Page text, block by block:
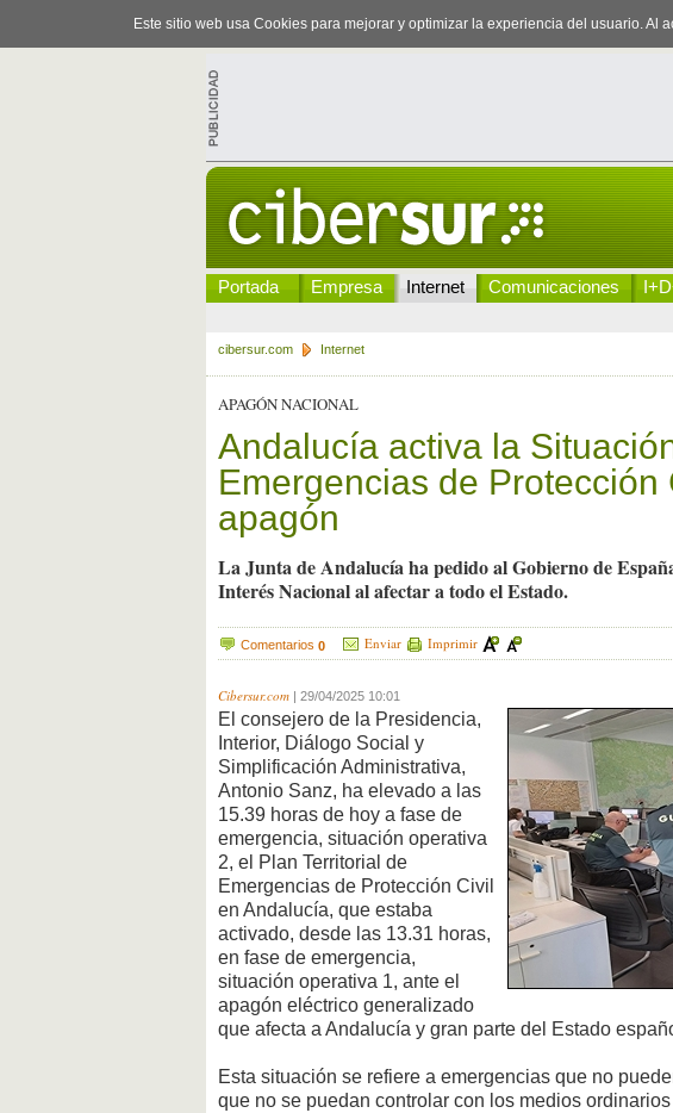
Este sitio web usa Cookies para mejorar y optimizar la experiencia del usuario.
Portada Empresa Internet Comunicaciones
cibersur.com Internet
APAGÓN NACIONAL
Andalucía activa la
Emergencias de Protección
apagón
La Junta de Andalucía ha pedido al Gobierno de
Interés Nacional al afectar a todo el Estado.
Comentarios 0 Enviar Imprimir
Cibersur.com 29/04/2025 10:01
El consejero de la Presidencia,
Interior, Diálogo Social y
Simplificación Administrativa,
Antonio Sanz, ha elevado a las
15.39 horas de hoy a fase de
emergencia, situación operativa
2, el Plan Territorial de
Emergencias de Protección Civil
en Andalucía, que estaba
activado, desde las 13.31 horas,
en fase de emergencia,
situación operativa 1, ante el
apagón eléctrico generalizado
que afecta a Andalucía y gran parte del Estado
Esta situación se refiere a emergencias que no
que no se puedan controlar con los medios